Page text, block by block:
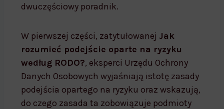
dwuczęściowy poradnik.
W pierwszej części, zatytułowanej Jak
rozumieć podejście oparte na ryzyku
według RODO?, eksperci Urzędu Ochrony
Danych Osobowych wyjaśniają istotę zasady
podejścia opartego na ryzyku oraz wskazują,
do czego zasada ta zobowiązuje podmioty